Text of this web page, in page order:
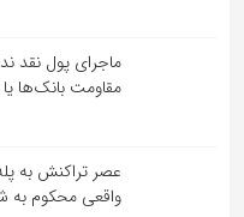
ماجرای پول نقد
مقاومت بانک‌ها یا
عصر تراکنش به
واقعی محکوم به